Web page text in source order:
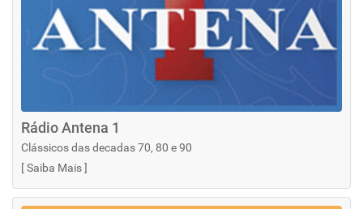
Rádio Antena 1
Clássicos das decadas 70, 80 e 90
[Saiba Mais]